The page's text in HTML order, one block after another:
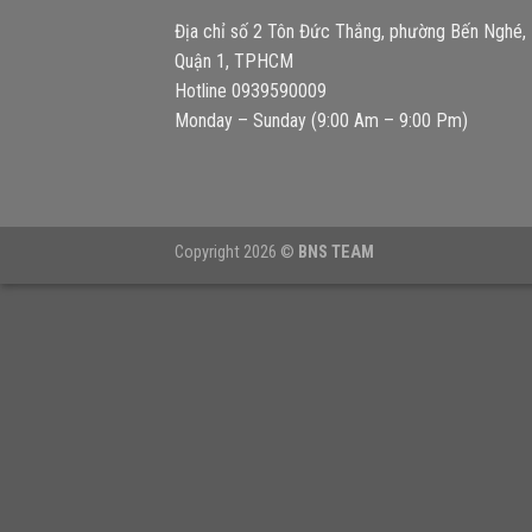
Địa chỉ số 2 Tôn Đức Thắng, phường Bến Nghé,
Quận 1, TPHCM
Hotline 0939590009
Monday – Sunday (9:00 Am – 9:00 Pm)
Copyright 2026 © BNS TEAM